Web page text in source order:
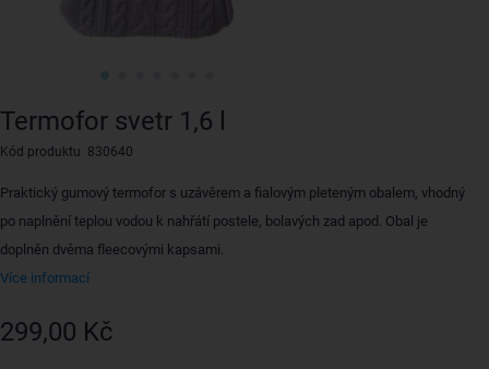
Termofor svetr 1,6 l
Kód produktu 830640
Praktický gumový termofor s uzávěrem a fialovým pleteným obalem, vhodný
po naplnění teplou vodou k nahřátí postele, bolavých zad apod. Obal je
doplněn dvěma fleecovými kapsami.
Více informací
299,00 Kč